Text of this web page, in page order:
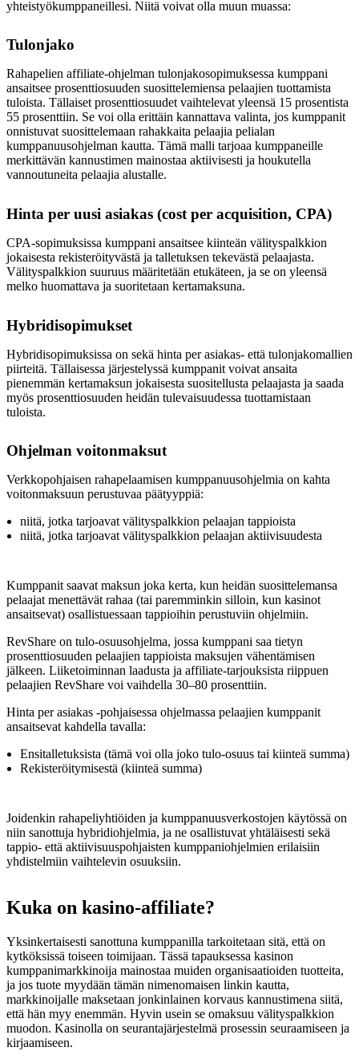
yhteistyökumppaneillesi. Niitä voivat olla muun muassa:
Tulonjako
Rahapelien affiliate-ohjelman tulonjakosopimuksessa kumppani
ansaitsee prosenttiosuuden suosittelemiensa pelaajien tuottamista
tuloista. Tällaiset prosenttiosuudet vaihtelevat yleensä 15 prosentista
55 prosenttiin. Se voi olla erittäin kannattava valinta, jos kumppanit
onnistuvat suosittelemaan rahakkaita pelaajia pelialan
kumppanuusohjelman kautta. Tämä malli tarjoaa kumppaneille
merkittävän kannustimen mainostaa aktiivisesti ja houkutella
vannoutuneita pelaajia alustalle.
Hinta per uusi asiakas (cost per acquisition, CPA)
CPA-sopimuksissa kumppani ansaitsee kiinteän välityspalkkion
jokaisesta rekisteröityvästä ja talletuksen tekevästä pelaajasta.
Välityspalkkion suuruus määritetään etukäteen, ja se on yleensä
melko huomattava ja suoritetaan kertamaksuna.
Hybridisopimukset
Hybridisopimuksissa on sekä hinta per asiakas- että tulonjakomallien
piirteitä. Tällaisessa järjestelyssä kumppanit voivat ansaita
pienemmän kertamaksun jokaisesta suositellusta pelaajasta ja saada
myös prosenttiosuuden heidän tulevaisuudessa tuottamistaan
tuloista.
Ohjelman voitonmaksut
Verkkopohjaisen rahapelaamisen kumppanuusohjelmia on kahta
voitonmaksuun perustuvaa päätyyppiä:
niitä, jotka tarjoavat välityspalkkion pelaajan tappioista
niitä, jotka tarjoavat välityspalkkion pelaajan aktiivisuudesta
Kumppanit saavat maksun joka kerta, kun heidän suosittelemansa
pelaajat menettävät rahaa (tai paremminkin silloin, kun kasinot
ansaitsevat) osallistuessaan tappioihin perustuviin ohjelmiin.
RevShare on tulo-osuusohjelma, jossa kumppani saa tietyn
prosenttiosuuden pelaajien tappioista maksujen vähentämisen
jälkeen. Liiketoiminnan laadusta ja affiliate-tarjouksista riippuen
pelaajien RevShare voi vaihdella 30–80 prosenttiin.
Hinta per asiakas -pohjaisessa ohjelmassa pelaajien kumppanit
ansaitsevat kahdella tavalla:
Ensitalletuksista (tämä voi olla joko tulo-osuus tai kiinteä summa)
Rekisteröitymisestä (kiinteä summa)
Joidenkin rahapeliyhtiöiden ja kumppanuusverkostojen käytössä on
niin sanottuja hybridiohjelmia, ja ne osallistuvat yhtäläisesti sekä
tappio- että aktiivisuuspohjaisten kumppaniohjelmien erilaisiin
yhdistelmiin vaihtelevin osuuksiin.
Kuka on kasino-affiliate?
Yksinkertaisesti sanottuna kumppanilla tarkoitetaan sitä, että on
kytköksissä toiseen toimijaan. Tässä tapauksessa kasinon
kumppanimarkkinoija mainostaa muiden organisaatioiden tuotteita,
ja jos tuote myydään tämän nimenomaisen linkin kautta,
markkinoijalle maksetaan jonkinlainen korvaus kannustimena siitä,
että hän myy enemmän. Hyvin usein se omaksuu välityspalkkion
muodon. Kasinolla on seurantajärjestelmä prosessin seuraamiseen ja
kirjaamiseen.